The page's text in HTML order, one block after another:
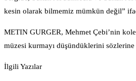
kesin olarak bilmemiz mümkün değil”
METIN GURGER, Mehmet Çebi’nin
müzesi kurmayı düşündüklerini
İlgili Yazılar